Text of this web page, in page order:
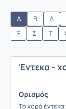
Α Β Δ
Ρ
Σ Τ
Έντεκα -
Ορισμός
Το χορό